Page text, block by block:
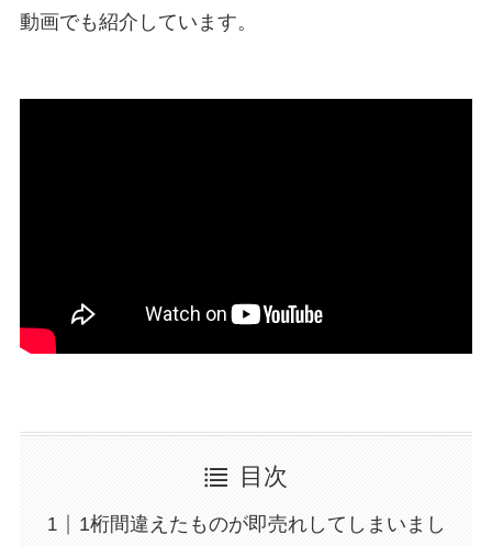
動画でも紹介しています。
目次
1桁間違えたものが即売れしてしまいまし